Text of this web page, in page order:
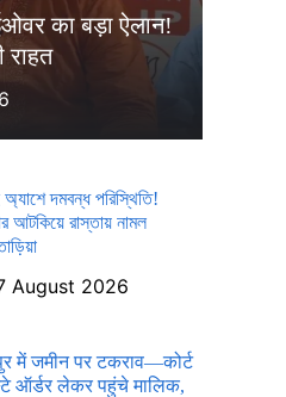
का बड़ा ऐलान!
राहत
দমবন্ধ পরিস্থিতি!
আটকিয়ে রাস্তায় নামল
August 2026
में जमीन पर टकराव—कोर्ट
ऑर्डर लेकर पहुंचे मालिक,